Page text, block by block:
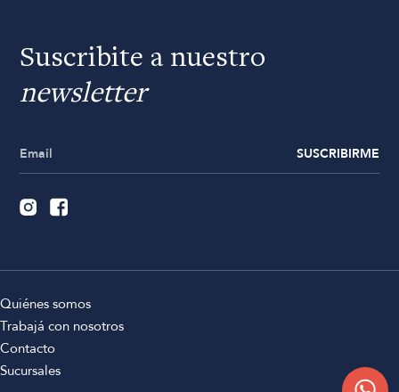
Suscribite a nuestro
newsletter
SUSCRIBIRME
Quiénes somos
Trabajá con nosotros
Contacto
Sucursales